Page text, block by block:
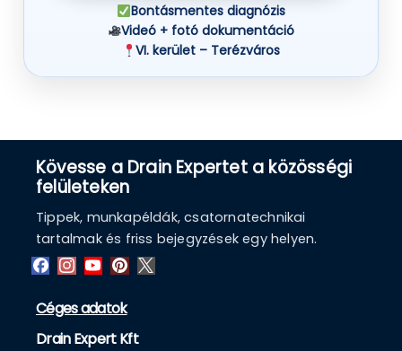
Bontásmentes diagnózis
Videó + fotó dokumentáció
VI. kerület – Terézváros
Kövesse a Drain Expertet a közösségi
felületeken
Tippek, munkapéldák, csatornatechnikai
tartalmak és friss bejegyzések egy helyen.
Céges adatok
Drain Expert Kft